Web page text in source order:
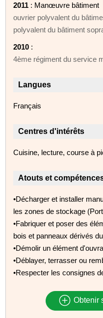
2011 : Manœuvre bâtiment
ouvrier polyvalent du
polyvalent du bâtiment
2010 :
4ème régiment du service
Langues
Français
Centres d'intérêts
Cuisine, lecture, course à
Atouts et
•Décharger et installer
les zones de stockage
•Fabriquer et poser des
bois et panneaux dérivés
•Démolir un élément
•Déblayer, terrasser ou
•Respecter les consignes
Obtenir